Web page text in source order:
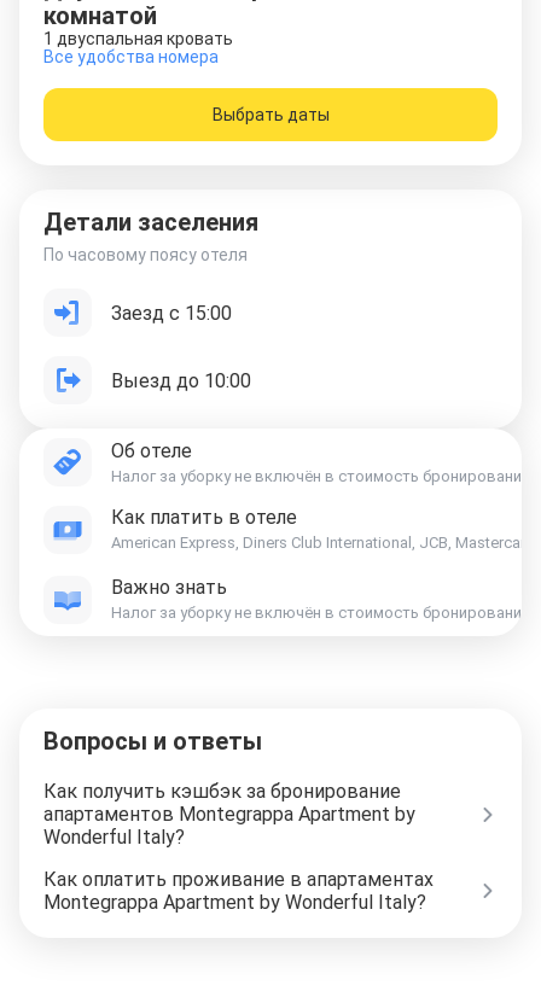
комнатой
1 двуспальная кровать
Все удобства номера
Выбрать даты
Детали заселения
По часовому поясу отеля
Заезд с 15:00
Выезд до 10:00
Об отеле
Налог за уборку не включён в стоимость бронирования
Как платить в отеле
American Express, Diners Club International, JCB,
Важно знать
Вопросы и ответы
Как получить кэшбэк за бронирование
апартаментов Montegrappa Apartment by
Wonderful Italy?
Как оплатить проживание в апартаментах
Montegrappa Apartment by Wonderful Italy?